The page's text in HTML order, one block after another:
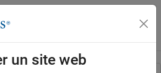
l'affichage du menu
un site web